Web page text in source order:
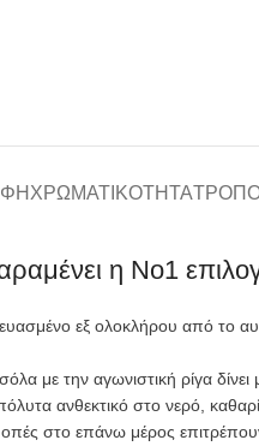
ΧΡΩΜΑΤΙΚΌΤΗΤΑ
η No1
εξ ολοκλήρου από το
με την αγωνιστική ρίγα
ανθεκτικό στο νερό,
οπές στο επάνω μέρος